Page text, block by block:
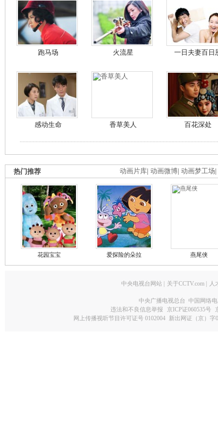
跑马场 火流星 一日夫妻百日
感动生命 香草美人 百花深处
动画片库 动画微博 动画梦工场
热门推荐
花园宝宝 爱探险的朵拉 燕尾侠
中央电视台网站 关于CCTV.com 人
中央广播电视总台 中国网络
违法和不良信息举报
京ICP证060535号
网上传播视听节目许可证号 0102004 新出网证（京）